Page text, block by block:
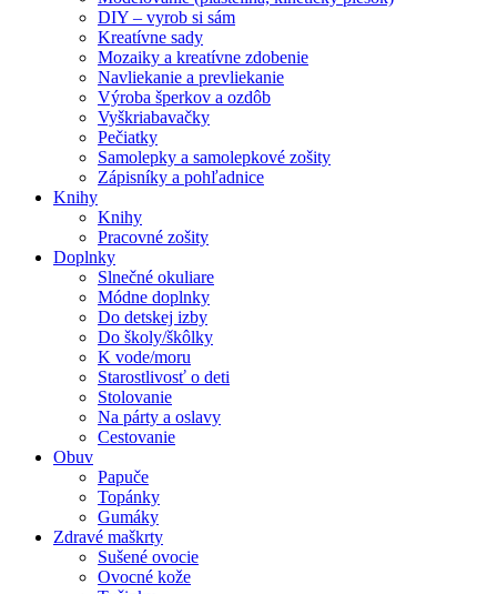
DIY – vyrob si sám
Kreatívne sady
Mozaiky a kreatívne zdobenie
Navliekanie a prevliekanie
Výroba šperkov a ozdôb
Vyškriabavačky
Pečiatky
Samolepky a samolepkové zošity
Zápisníky a pohľadnice
Knihy
Knihy
Pracovné zošity
Doplnky
Slnečné okuliare
Módne doplnky
Do detskej izby
Do školy/škôlky
K vode/moru
Starostlivosť o deti
Stolovanie
Na párty a oslavy
Cestovanie
Obuv
Papuče
Topánky
Gumáky
Zdravé maškrty
Sušené ovocie
Ovocné kože